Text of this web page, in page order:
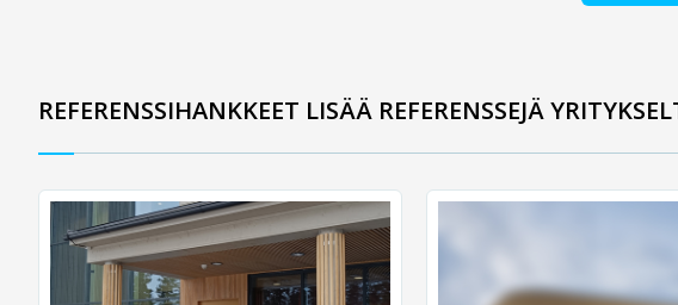
REFERENSSIHANKKEET LISÄÄ REFERENSSEJÄ